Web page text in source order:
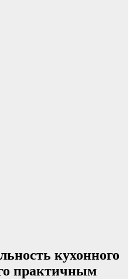
кухонного
практичным